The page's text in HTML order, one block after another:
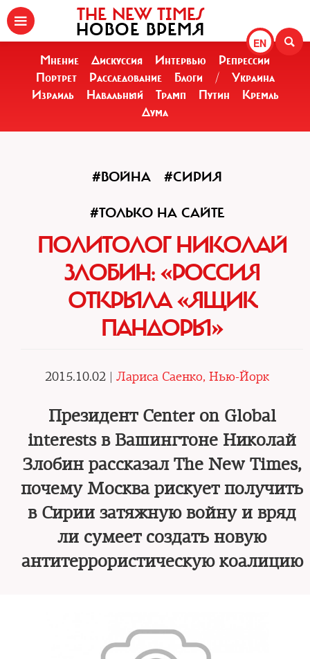
EN
THE NEW TIMES
НОВОЕ ВРЕМЯ
Мнение Дискуссия Интервью
Репрессии
Портрет
Расследование Блоги /
Украина
Израиль
Навальный Трамп Путин
Кремль
Дума
#ВОЙНА #СИРИЯ
#ТОЛЬКО НА САЙТЕ
ПОЛИТОЛОГ НИКОЛАЙ
ЗЛОБИН: «РОССИЯ
ОТКРЫЛА «ЯЩИК
ПАНДОРЫ»
2015.10.02 | Лариса Саенко, Нью-Йорк
Президент Center on Global
interests в Вашингтоне Николай
Злобин рассказал The New Times,
почему Москва рискует получить
в Сирии затяжную войну и вряд
ли сумеет создать новую
антитеррористическую коалицию